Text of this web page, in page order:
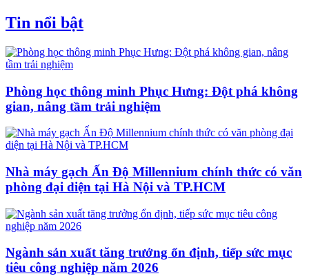
Tin nổi bật
Phòng học thông minh Phục Hưng: Đột phá không
gian, nâng tầm trải nghiệm
Nhà máy gạch Ấn Độ Millennium chính thức có văn
phòng đại diện tại Hà Nội và TP.HCM
Ngành sản xuất tăng trưởng ổn định, tiếp sức mục
tiêu công nghiệp năm 2026